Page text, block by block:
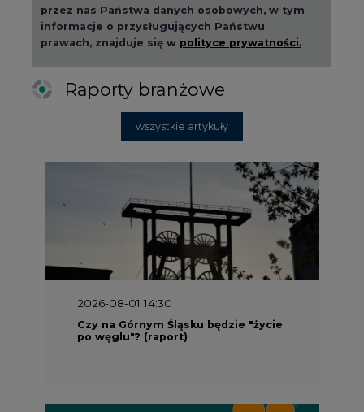
przez nas Państwa danych osobowych, w tym
informacje o przysługujących Państwu
prawach, znajduje się w polityce prywatności.
Raporty branżowe
wszystkie artykuły
2026-08-01 14:30
Czy na Górnym Śląsku będzie "życie
po węglu"? (raport)